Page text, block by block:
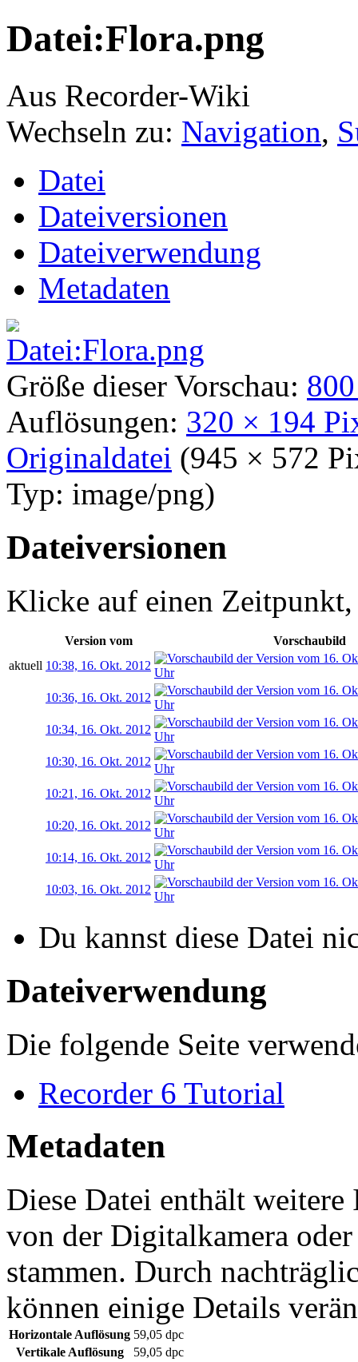
Datei:Flora.png
Aus Recorder-Wiki
Wechseln zu: Navigation,
Datei
Dateiversionen
Dateiverwendung
Metadaten
Größe dieser Vorschau:
Auflösungen: 320 × 194
Originaldatei (945 × 572
Typ: image/png)
Dateiversionen
Klicke auf einen Zeitpunkt,
Version vom
Vorschaubild
aktuell 10:38, 16. Okt. 2012
10:36, 16. Okt. 2012
10:34, 16. Okt. 2012
10:30, 16. Okt. 2012
10:21, 16. Okt. 2012
10:20, 16. Okt. 2012
10:14, 16. Okt. 2012
10:03, 16. Okt. 2012
Du kannst diese Datei
Dateiverwendung
Die folgende Seite
Recorder 6 Tutorial
Metadaten
Diese Datei enthält
von der Digitalkamera
stammen. Durch
können einige Details
Horizontale Auflösung 59,05 dpc
Vertikale Auflösung
59,05 dpc